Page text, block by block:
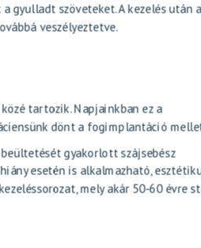
szöveteket. A kezelés után
veszélyeztetve.
tartozik. Napjainkban ez a
dönt a fogimplantáció
gyakorlott szájsebész
esetén is alkalmazható,
mely akár 50-60 évre